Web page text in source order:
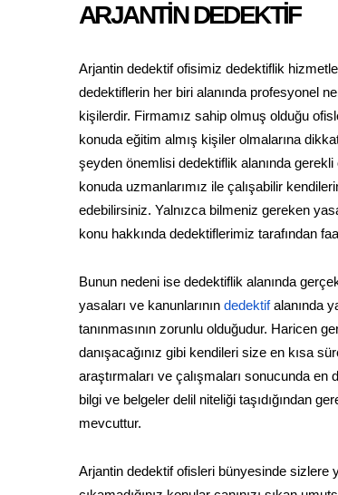
ARJANTİN DEDEKTİF
Arjantin dedektif ofisimiz dedektiflik
dedektiflerin her biri alanında profesyonel
kişilerdir. Firmamız sahip olmuş olduğu
konuda eğitim almış kişiler olmalarına
şeyden önemlisi dedektiflik alanında
konuda uzmanlarımız ile çalışabilir
edebilirsiniz. Yalnızca bilmeniz gereken
konu hakkında dedektiflerimiz tarafından
Bunun nedeni ise dedektiflik alanında
yasaları ve kanunlarının dedektifalanında
tanınmasının zorunlu olduğudur. Haricen
danışacağınız gibi kendileri size en kısa
araştırmaları ve çalışmaları sonucunda
bilgi ve belgeler delil niteliği taşıdığından
mevcuttur.
Arjantin dedektif ofisleri bünyesinde sizlere